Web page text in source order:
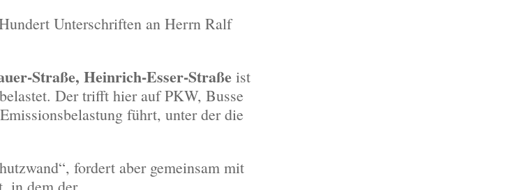
Unterschriften an Herrn Ralf
Straße, Heinrich-Esser-Straße ist
Der trifft hier auf PKW, Busse
führt, unter der die
fordert aber gemeinsam mit